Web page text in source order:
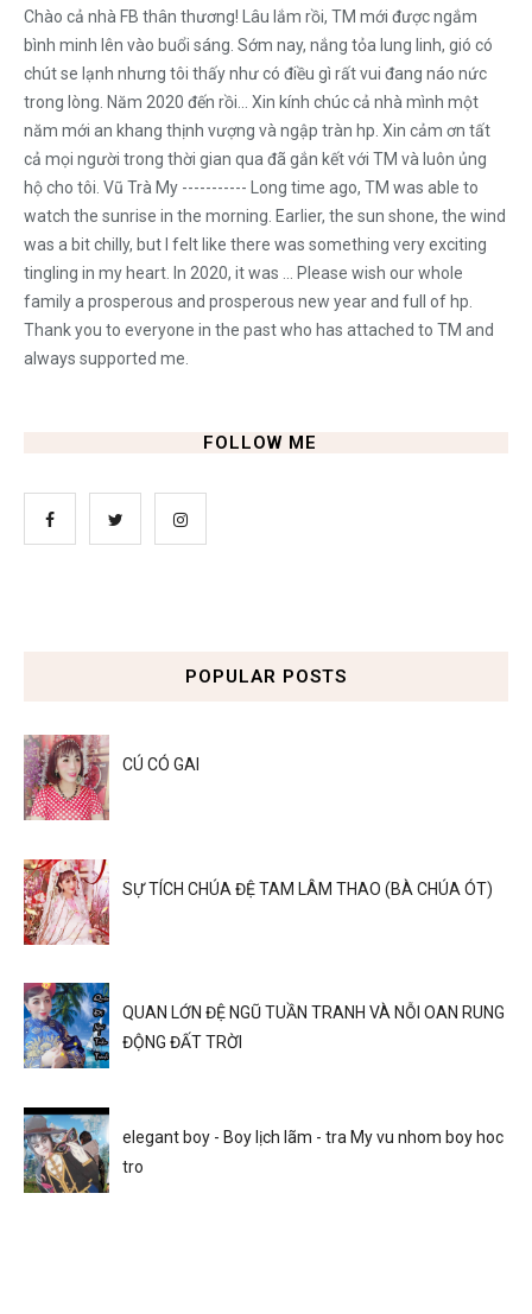
Chào cả nhà FB thân thương! Lâu lắm rồi, TM mới được ngắm
bình minh lên vào buổi sáng. Sớm nay, nắng tỏa lung linh, gió có
chút se lạnh nhưng tôi thấy như có điều gì rất vui đang náo nức
trong lòng. Năm 2020 đến rồi... Xin kính chúc cả nhà mình một
năm mới an khang thịnh vượng và ngập tràn hp. Xin cảm ơn tất
cả mọi người trong thời gian qua đã gắn kết với TM và luôn ủng
hộ cho tôi. Vũ Trà My ----------- Long time ago, TM was able to
watch the sunrise in the morning. Earlier, the sun shone, the wind
was a bit chilly, but I felt like there was something very exciting
tingling in my heart. In 2020, it was ... Please wish our whole
family a prosperous and prosperous new year and full of hp.
Thank you to everyone in the past who has attached to TM and
always supported me.
FOLLOW ME
POPULAR POSTS
CÚ CÓ GAI
SỰ TÍCH CHÚA ĐỆ TAM LÂM THAO (BÀ CHÚA ÓT)
QUAN LỚN ĐỆ NGŨ TUẦN TRANH VÀ NỖI OAN RUNG
ĐỘNG ĐẤT TRỜI
elegant boy - Boy lịch lãm - tra My vu nhom boy hoc
tro